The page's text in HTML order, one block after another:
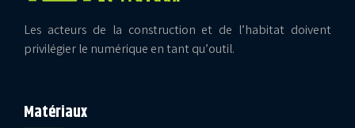
Les acteurs de la construction et de l’habitat doivent
privilégier le numérique en tant qu’outil.
Matériaux